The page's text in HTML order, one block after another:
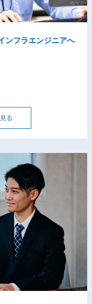
ンフラエンジニアへ
る